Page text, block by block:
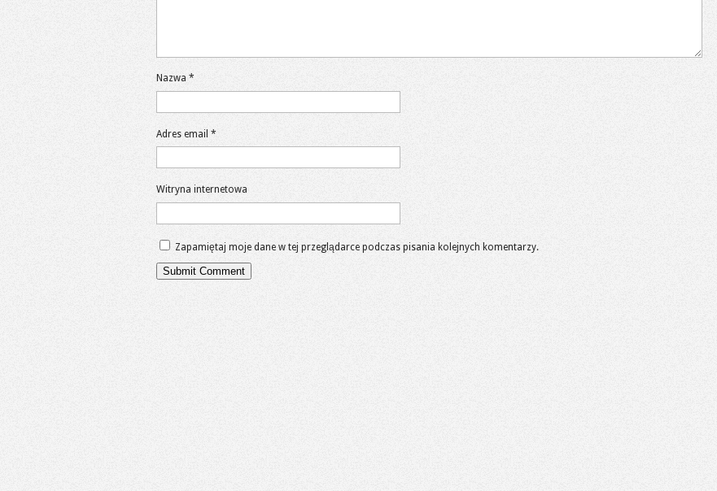
Nazwa *
Adres email *
Witryna internetowa
Zapamiętaj moje dane w tej przeglądarce podczas pisania kolejnych komentarzy.